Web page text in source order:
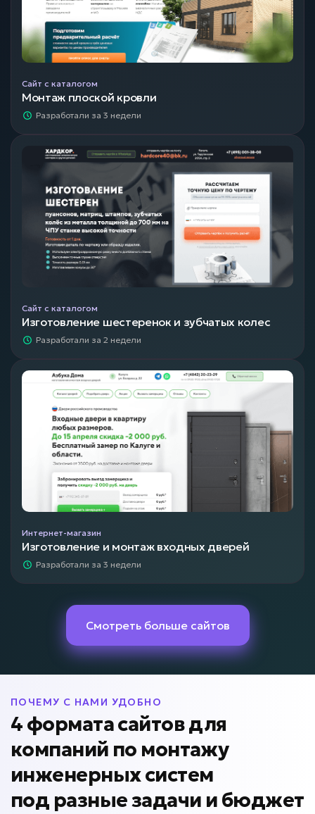
Сайт с каталогом
Монтаж плоской кровли
Разработали за 3 недели
Сайт с каталогом
Изготовление шестеренок и зубчатых колес
Разработали за 2 недели
Интернет-магазин
Изготовление и монтаж входных дверей
Разработали за 3 недели
Смотреть больше сайтов
ПОЧЕМУ С НАМИ УДОБНО
4 формата сайтов для
компаний по монтажу
инженерных систем
под разные задачи и бюджет